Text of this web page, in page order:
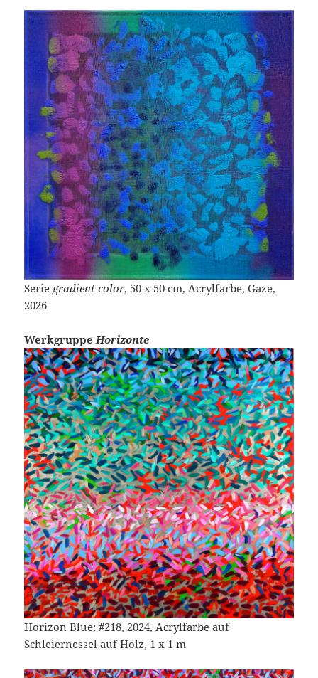
Serie gradient color, 50 x 50 cm, Acrylfarbe, Gaze,
2026
WerkgruppeHorizonte
Horizon Blue: #218, 2024, Acrylfarbe auf
Schleiernessel auf Holz, 1 x 1 m